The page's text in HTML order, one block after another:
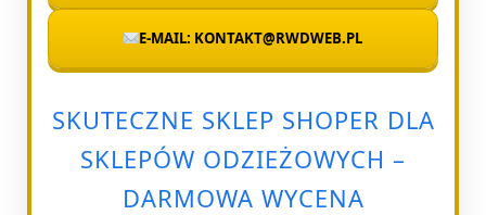
E-MAIL: KONTAKT@RWDWEB.PL
SKUTECZNE SKLEP SHOPER DLA
SKLEPÓW ODZIEŻOWYCH –
DARMOWA WYCENA